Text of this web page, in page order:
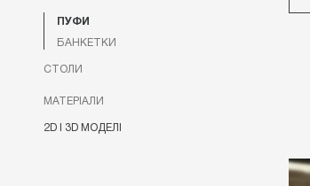
ПУФИ
БАНКЕТКИ
СТОЛИ
МАТЕРІАЛИ
2D І 3D МОДЕЛІ